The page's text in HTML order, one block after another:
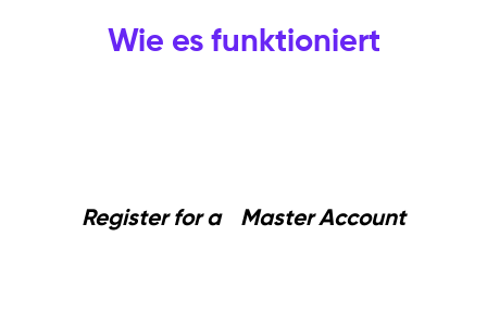
Wie es funktioniert
Register for a Master Account